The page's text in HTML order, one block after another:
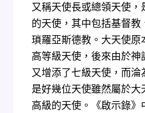
又稱天使長或總領天使
的天使，其中包括基督
瑣羅亞斯德教。大天使
高等級天使，後來由於
又增添了七級天使，而
是好幾位天使雖然屬於
高級的天使。《啟示錄》